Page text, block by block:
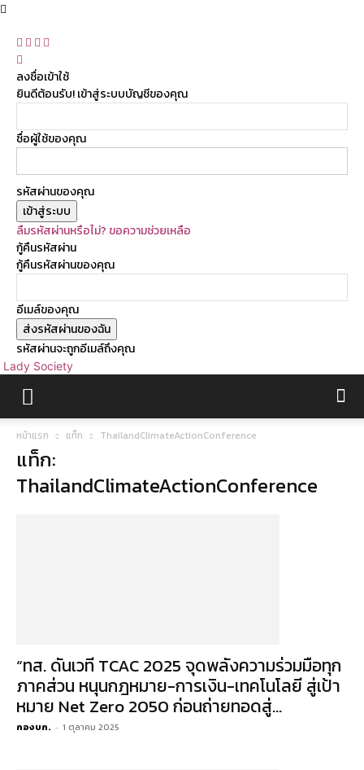
ลงชื่อเข้าใช้
ยินดีต้อนรับ! เข้าสู่ระบบบัญชีของคุณ
ชื่อผู้ใช้ของคุณ
รหัสผ่านของคุณ
ลืมรหัสผ่านหรือไม่? ขอความช่วยเหลือ
กู้คืนรหัสผ่าน
กู้คืนรหัสผ่านของคุณ
อีเมล์ของคุณ
รหัสผ่านจะถูกอีเมล์ถึงคุณ
Lady Society
หน้าแรก แท็ก ThailandClimateActionConference
แท็ก:
ThailandClimateActionConference
“ทส. ดันเวที TCAC 2025 จุดพลังความร่วมมือทุก
ภาคส่วน หนุนกฎหมาย-การเงิน-เทคโนโลยี สู่เป้า
หมาย Net Zero 2050 ก่อนถ่ายทอดสู่...
กองบก. - 1 ตุลาคม 2025